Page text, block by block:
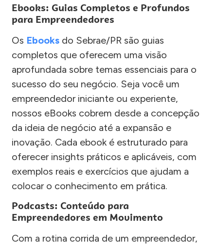
Ebooks: Guias Completos e Profundos
para Empreendedores
Os Ebooks do Sebrae/PR são guias
completos que oferecem uma visão
aprofundada sobre temas essenciais para o
sucesso do seu negócio. Seja você um
empreendedor iniciante ou experiente,
nossos eBooks cobrem desde a concepção
da ideia de negócio até a expansão e
inovação. Cada ebook é estruturado para
oferecer insights práticos e aplicáveis, com
exemplos reais e exercícios que ajudam a
colocar o conhecimento em prática.
Podcasts: Conteúdo para
Empreendedores em Movimento
Com a rotina corrida de um empreendedor,